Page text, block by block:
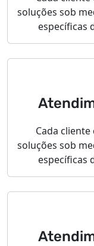
soluções sob
específicas
Cada
soluções sob
específicas